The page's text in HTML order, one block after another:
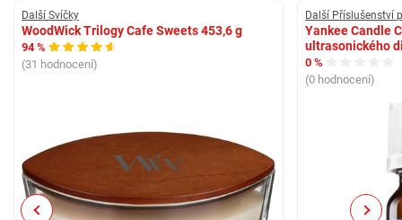
Další Svíčky
WoodWick Trilogy Cafe Sweets 453,6 g
94 %
(31 hodnocení)
Další Příslušenství
Yankee Candle
ultrasonického
0 %
(0 hodnocení)
Previous Next